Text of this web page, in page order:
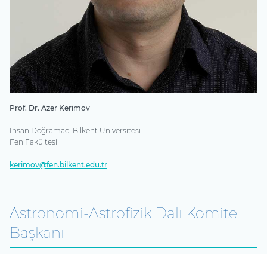
Prof. Dr. Azer Kerimov
İhsan Doğramacı Bilkent Üniversitesi
Fen Fakültesi
kerimov@fen.bilkent.edu.tr
Astronomi-Astrofizik Dalı Komite
Başkanı